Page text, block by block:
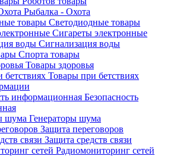
Рыбалка - Охота
Светодиодные товары
Сигареты электронные
Сигнализация воды
Спорта товары
Товары здоровья
Товары при бетствиях
Безопасность
Генераторы шума
Защита переговоров
Защита средств связи
Радиомониторинг сетей